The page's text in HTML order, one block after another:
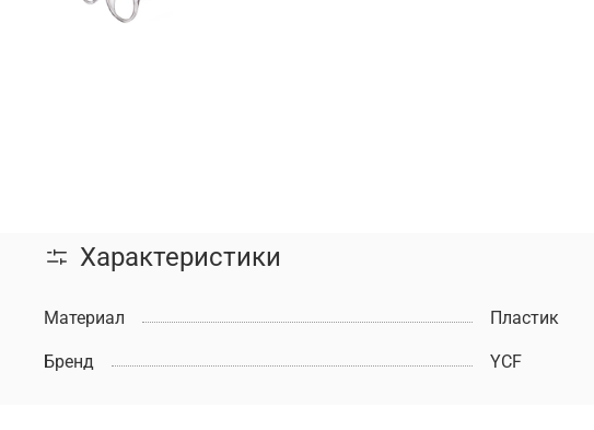
Характеристики
Материал Пластик
Бренд YCF